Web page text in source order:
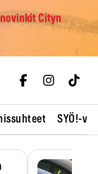
Cityn
SYÖ!-